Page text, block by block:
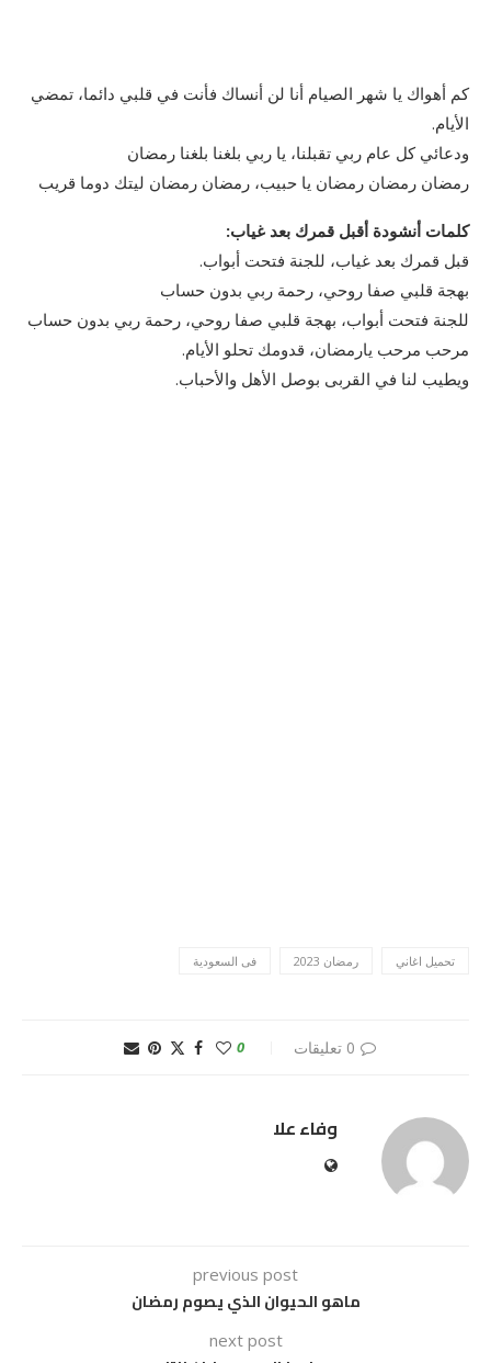
كم أهواك يا شهر الصيام أنا لن أنساك فأنت في قلبي دائما، تمضي
الأيام.
ودعائي كل عام ربي تقبلنا، يا ربي بلغنا بلغنا رمضان
رمضان رمضان رمضان يا حبيب، رمضان رمضان ليتك دوما قريب
كلمات أنشودة أقبل قمرك بعد غياب:
قبل قمرك بعد غياب، للجنة فتحت أبواب.
بھجة قلبي صفا روحي، رحمة ربي بدون حساب
للجنة فتحت أبواب، بھجة قلبي صفا روحي، رحمة ربي بدون حساب
مرحب مرحب يارمضان، قدومك تحلو الأيام.
ويطيب لنا في القربى بوصل الأھل والأحباب.
تحميل اغاني رمضان 2023 فى السعودية
0 تعليقات 0
وفاء علا
previous post
ماهو الحيوان الذي يصوم رمضان
next post